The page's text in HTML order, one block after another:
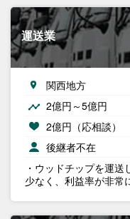
運送業
関西地方
2億円～5億円
2億円（応相談）
後継者不在
・ウッドチップを運
少なく、利益率が非